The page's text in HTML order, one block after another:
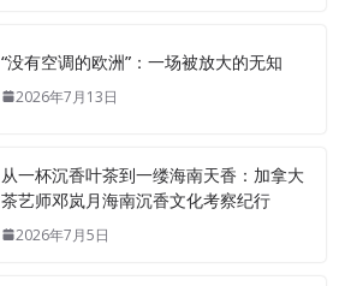
“没有空调的欧洲”：一场被放大的无知
2026年7月13日
从一杯沉香叶茶到一缕海南天香：加拿大
茶艺师邓岚月海南沉香文化考察纪行
2026年7月5日